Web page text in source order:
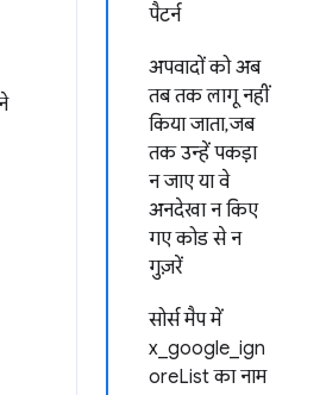
पैटर्न
अपवादों को अब
तब तक लागू नहीं
किया जाता, जब
तक उन्हें पकड़ा
न जाए या वे
अनदेखा न किए
गए कोड से न
गुज़रें
सोर्स मैप में
x_google_ign
oreList का नाम